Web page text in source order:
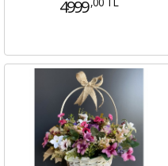
4999